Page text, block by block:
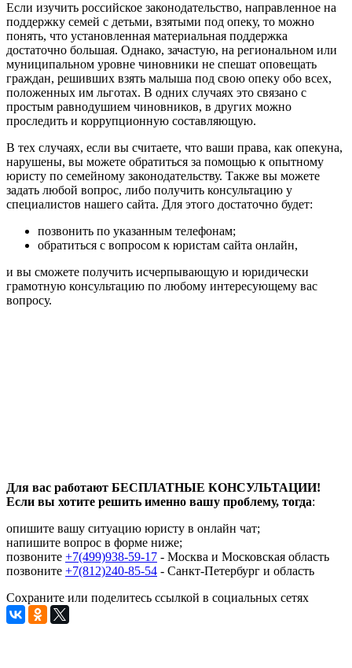
Если изучить российское законодательство, направленное на
поддержку семей с детьми, взятыми под опеку, то можно
понять, что установленная материальная поддержка
достаточно большая. Однако, зачастую, на региональном или
муниципальном уровне чиновники не спешат оповещать
граждан, решивших взять малыша под свою опеку обо всех,
положенных им льготах. В одних случаях это связано с
простым равнодушием чиновников, в других можно
проследить и коррупционную составляющую.
В тех случаях, если вы считаете, что ваши права, как опекуна,
нарушены, вы можете обратиться за помощью к опытному
юристу по семейному законодательству. Также вы можете
задать любой вопрос, либо получить консультацию у
специалистов нашего сайта. Для этого достаточно будет:
позвонить по указанным телефонам;
обратиться с вопросом к юристам сайта онлайн,
и вы сможете получить исчерпывающую и юридически
грамотную консультацию по любому интересующему вас
вопросу.
Для вас работают БЕСПЛАТНЫЕ КОНСУЛЬТАЦИИ!
Если вы хотите решить именно вашу проблему, тогда:
опишите вашу ситуацию юристу в онлайн чат;
напишите вопрос в форме ниже;
позвоните +7(499)938-59-17 - Москва и Московская область
позвоните +7(812)240-85-54 - Санкт-Петербург и область
Сохраните или поделитесь ссылкой в социальных сетях